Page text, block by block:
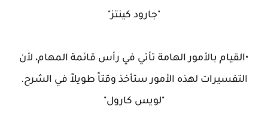
"جارود كينتز"
•القيام بالأمور الهامة تأتي في رأس قائمة المهام، لأن
التفسيرات لهذه الأمور ستأخذ وقتاً طويلاً في الشرح.
"لويس كارول"